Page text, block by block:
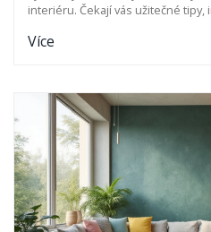
interiéru. Čekají vás užitečné
Více